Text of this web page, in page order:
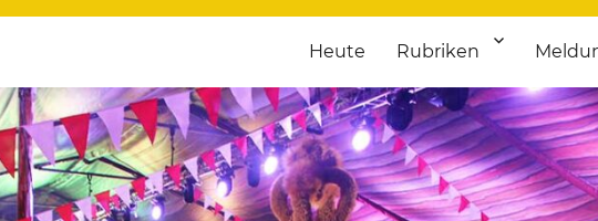
Veranstaltungsportal für
Hof und Hochfranken. Täglich aktuelle Termine von Kultur bis Sport, von
Heute Rubriken